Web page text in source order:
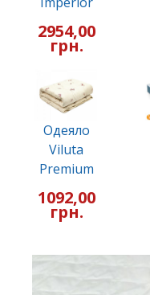
2954,00
грн.
Одеяло
Viluta
Premium
1092,00
грн.